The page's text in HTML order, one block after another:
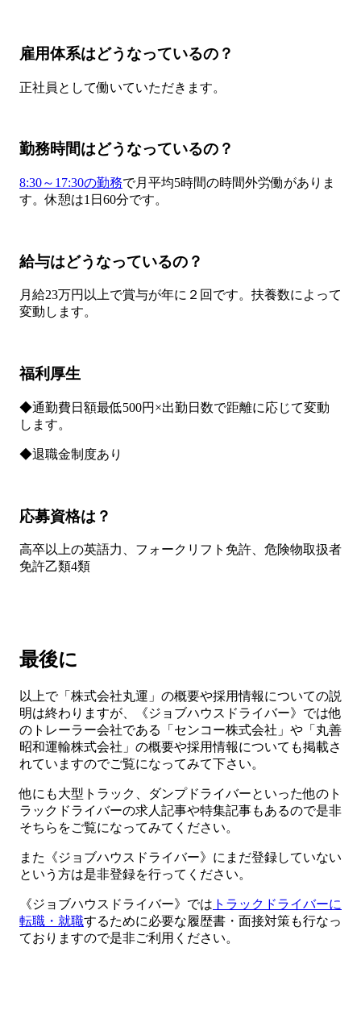
雇用体系はどうなっているの？
正社員として働いていただきます。
勤務時間はどうなっているの？
8:30～17:30の勤務で月平均5時間の時間外労働がありま
す。休憩は1日60分です。
給与はどうなっているの？
月給23万円以上で賞与が年に２回です。扶養数によって
変動します。
福利厚生
◆通勤費日額最低500円×出勤日数で距離に応じて変動
します。
◆退職金制度あり
応募資格は？
高卒以上の英語力、フォークリフト免許、危険物取扱者
免許乙類4類
最後に
以上で「株式会社丸運」の概要や採用情報についての説
明は終わりますが、《ジョブハウスドライバー》では他
のトレーラー会社である「センコー株式会社」や「丸善
昭和運輸株式会社」の概要や採用情報についても掲載さ
れていますのでご覧になってみて下さい。
他にも大型トラック、ダンプドライバーといった他のト
ラックドライバーの求人記事や特集記事もあるので是非
そちらをご覧になってみてください。
また《ジョブハウスドライバー》にまだ登録していない
という方は是非登録を行ってください。
《ジョブハウスドライバー》では トラックドライバーに
転職・就職するために必要な履歴書・面接対策も行なっ
ておりますので是非ご利用ください。